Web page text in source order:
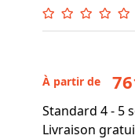
À partir de
Standard 4 - 5
Livraison